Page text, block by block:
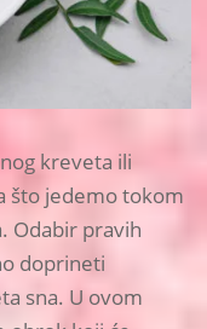
kreveta ili
što jedemo tokom
Odabir pravih
doprineti
sna. U ovom